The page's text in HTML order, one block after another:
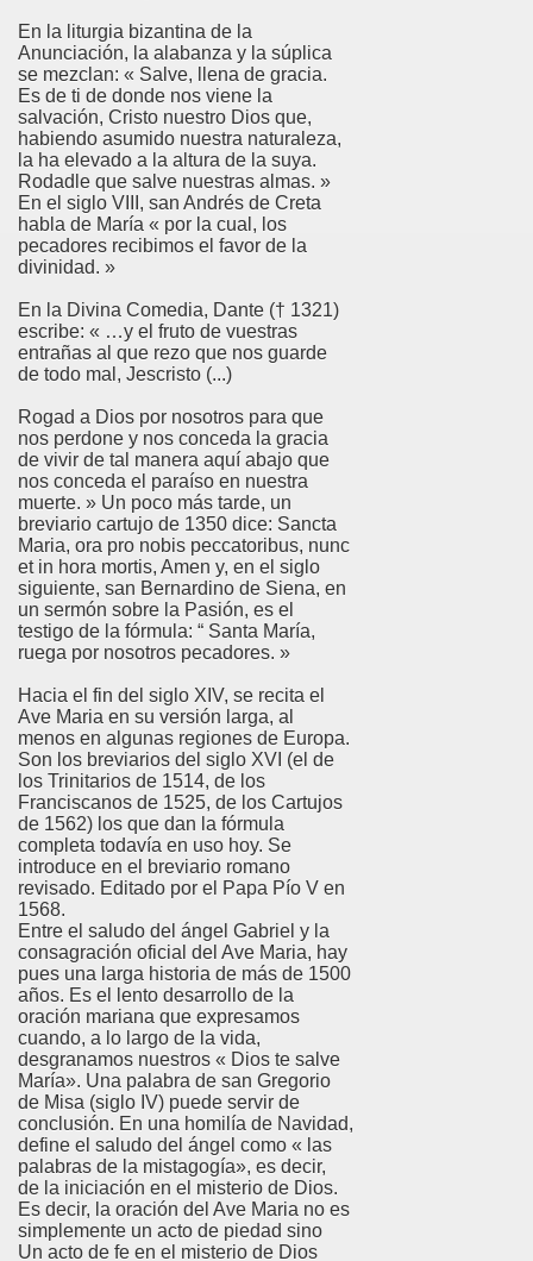
En la liturgia bizantina de la
Anunciación, la alabanza y la súplica
se mezclan: « Salve, llena de gracia.
Es de ti de donde nos viene la
salvación, Cristo nuestro Dios que,
habiendo asumido nuestra naturaleza,
la ha elevado a la altura de la suya.
Rodadle que salve nuestras almas. »
En el siglo VIII, san Andrés de Creta
habla de María « por la cual, los
pecadores recibimos el favor de la
divinidad. »
En la Divina Comedia, Dante († 1321)
escribe: « …y el fruto de vuestras
entrañas al que rezo que nos guarde
de todo mal, Jescristo (...)
Rogad a Dios por nosotros para que
nos perdone y nos conceda la gracia
de vivir de tal manera aquí abajo que
nos conceda el paraíso en nuestra
muerte. » Un poco más tarde, un
breviario cartujo de 1350 dice: Sancta
Maria, ora pro nobis peccatoribus, nunc
et in hora mortis, Amen y, en el siglo
siguiente, san Bernardino de Siena, en
un sermón sobre la Pasión, es el
testigo de la fórmula: “ Santa María,
ruega por nosotros pecadores. »
Hacia el fin del siglo XIV, se recita el
Ave Maria en su versión larga, al
menos en algunas regiones de Europa.
Son los breviarios del siglo XVI (el de
los Trinitarios de 1514, de los
Franciscanos de 1525, de los Cartujos
de 1562) los que dan la fórmula
completa todavía en uso hoy. Se
introduce en el breviario romano
revisado. Editado por el Papa Pío V en
1568.
Entre el saludo del ángel Gabriel y la
consagración oficial del Ave Maria, hay
pues una larga historia de más de 1500
años. Es el lento desarrollo de la
oración mariana que expresamos
cuando, a lo largo de la vida,
desgranamos nuestros « Dios te salve
María». Una palabra de san Gregorio
de Misa (siglo IV) puede servir de
conclusión. En una homilía de Navidad,
define el saludo del ángel como « las
palabras de la mistagogía», es decir,
de la iniciación en el misterio de Dios.
Es decir, la oración del Ave Maria no es
simplemente un acto de piedad sino
Un acto de fe en el misterio de Dios